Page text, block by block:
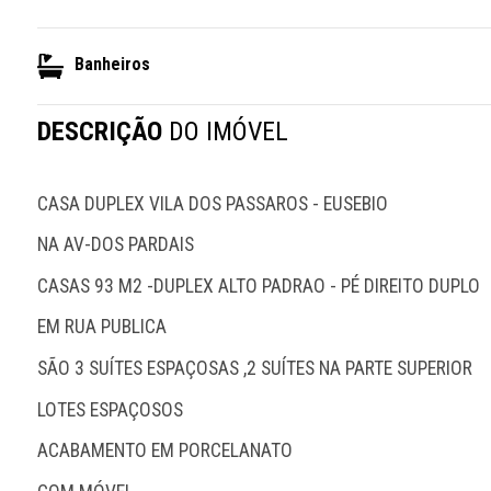
Banheiros
DESCRIÇÃO DO IMÓVEL
CASA DUPLEX VILA DOS PASSAROS - EUSEBIO
NA AV-DOS PARDAIS
CASAS 93 M2 -DUPLEX ALTO PADRAO - PÉ DIREITO DUPLO
EM RUA PUBLICA
SÃO 3 SUÍTES ESPAÇOSAS ,2 SUÍTES NA PARTE SUPERIOR
LOTES ESPAÇOSOS
ACABAMENTO EM PORCELANATO